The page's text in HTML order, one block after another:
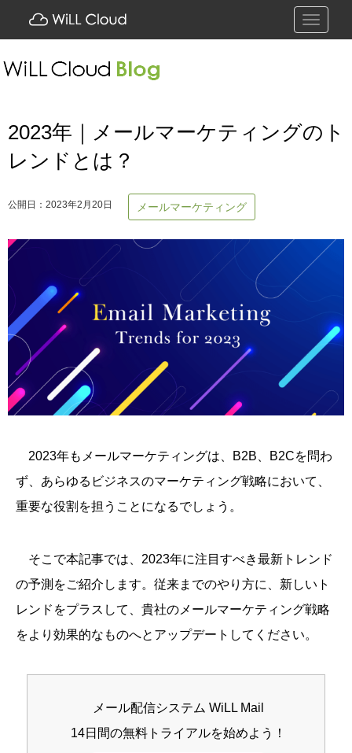
Toggle
2023年｜メールマーケティングのト
レンドとは？
公開日：2023年2月20日 メールマーケティング
2023年もメールマーケティングは、B2B、B2Cを問わ
ず、あらゆるビジネスのマーケティング戦略において、
重要な役割を担うことになるでしょう。
そこで本記事では、2023年に注目すべき最新トレンド
の予測をご紹介します。従来までのやり方に、新しいト
レンドをプラスして、貴社のメールマーケティング戦略
をより効果的なものへとアップデートしてください。
メール配信システム WiLL Mail
14日間の無料トライアルを始めよう！